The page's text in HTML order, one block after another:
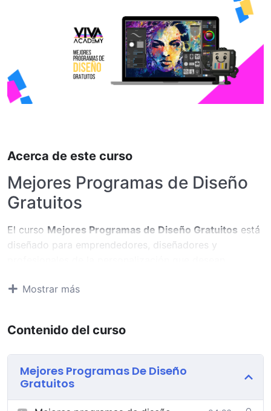
Acerca de este curso
Mejores Programas de Diseño
Gratuitos
El curso Mejores Programas de Diseño Gratuitos está
diseñado para emprendedores, diseñadores y
gratuitos, capaces de ofrecer resultados profesionales
gráfico, trabajan con presupuestos ajustados o buscan
contenido digital.
A lo largo del curso aprenderás cuáles son los
Mostrar más
Contenido del curso
Mejores Programas De Diseño
Gratuitos